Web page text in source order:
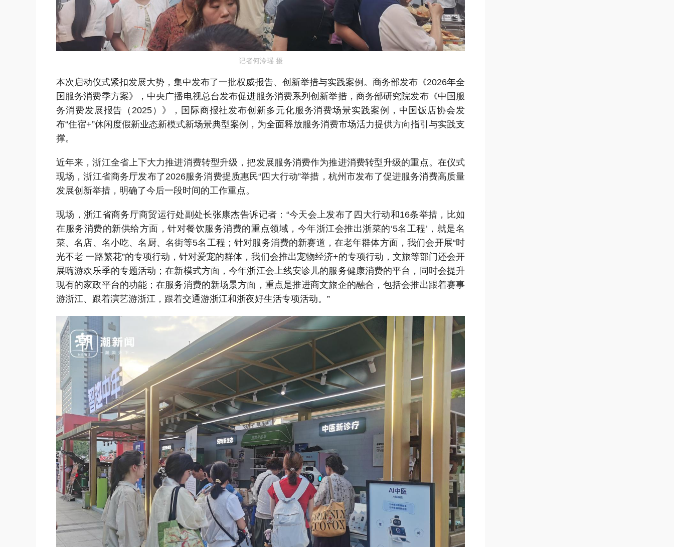
记者何泠瑶 摄
本次启动仪式紧扣发展大势，集中发布了一批权威报告、创新举措与实践案例。商务部发布《2026年全
国服务消费季方案》，中央广播电视总台发布促进服务消费系列创新举措，商务部研究院发布《中国服
务消费发展报告（2025）》，国际商报社发布创新多元化服务消费场景实践案例，中国饭店协会发
布“住宿+”休闲度假新业态新模式新场景典型案例，为全面释放服务消费市场活力提供方向指引与实践支
撑。
近年来，浙江全省上下大力推进消费转型升级，把发展服务消费作为推进消费转型升级的重点。在仪式
现场，浙江省商务厅发布了2026服务消费提质惠民“四大行动”举措，杭州市发布了促进服务消费高质量
发展创新举措，明确了今后一段时间的工作重点。
现场，浙江省商务厅商贸运行处副处长张康杰告诉记者：“今天会上发布了四大行动和16条举措，比如
在服务消费的新供给方面，针对餐饮服务消费的重点领域，今年浙江会推出浙菜的‘5名工程’，就是名
菜、名店、名小吃、名厨、名街等5名工程；针对服务消费的新赛道，在老年群体方面，我们会开展“时
光不老 一路繁花”的专项行动，针对爱宠的群体，我们会推出宠物经济+的专项行动，文旅等部门还会开
展嗨游欢乐季的专题活动；在新模式方面，今年浙江会上线安诊儿的服务健康消费的平台，同时会提升
现有的家政平台的功能；在服务消费的新场景方面，重点是推进商文旅企的融合，包括会推出跟着赛事
游浙江、跟着演艺游浙江，跟着交通游浙江和浙夜好生活专项活动。”